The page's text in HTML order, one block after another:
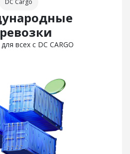
DC Cargo
всех с DC CARGO